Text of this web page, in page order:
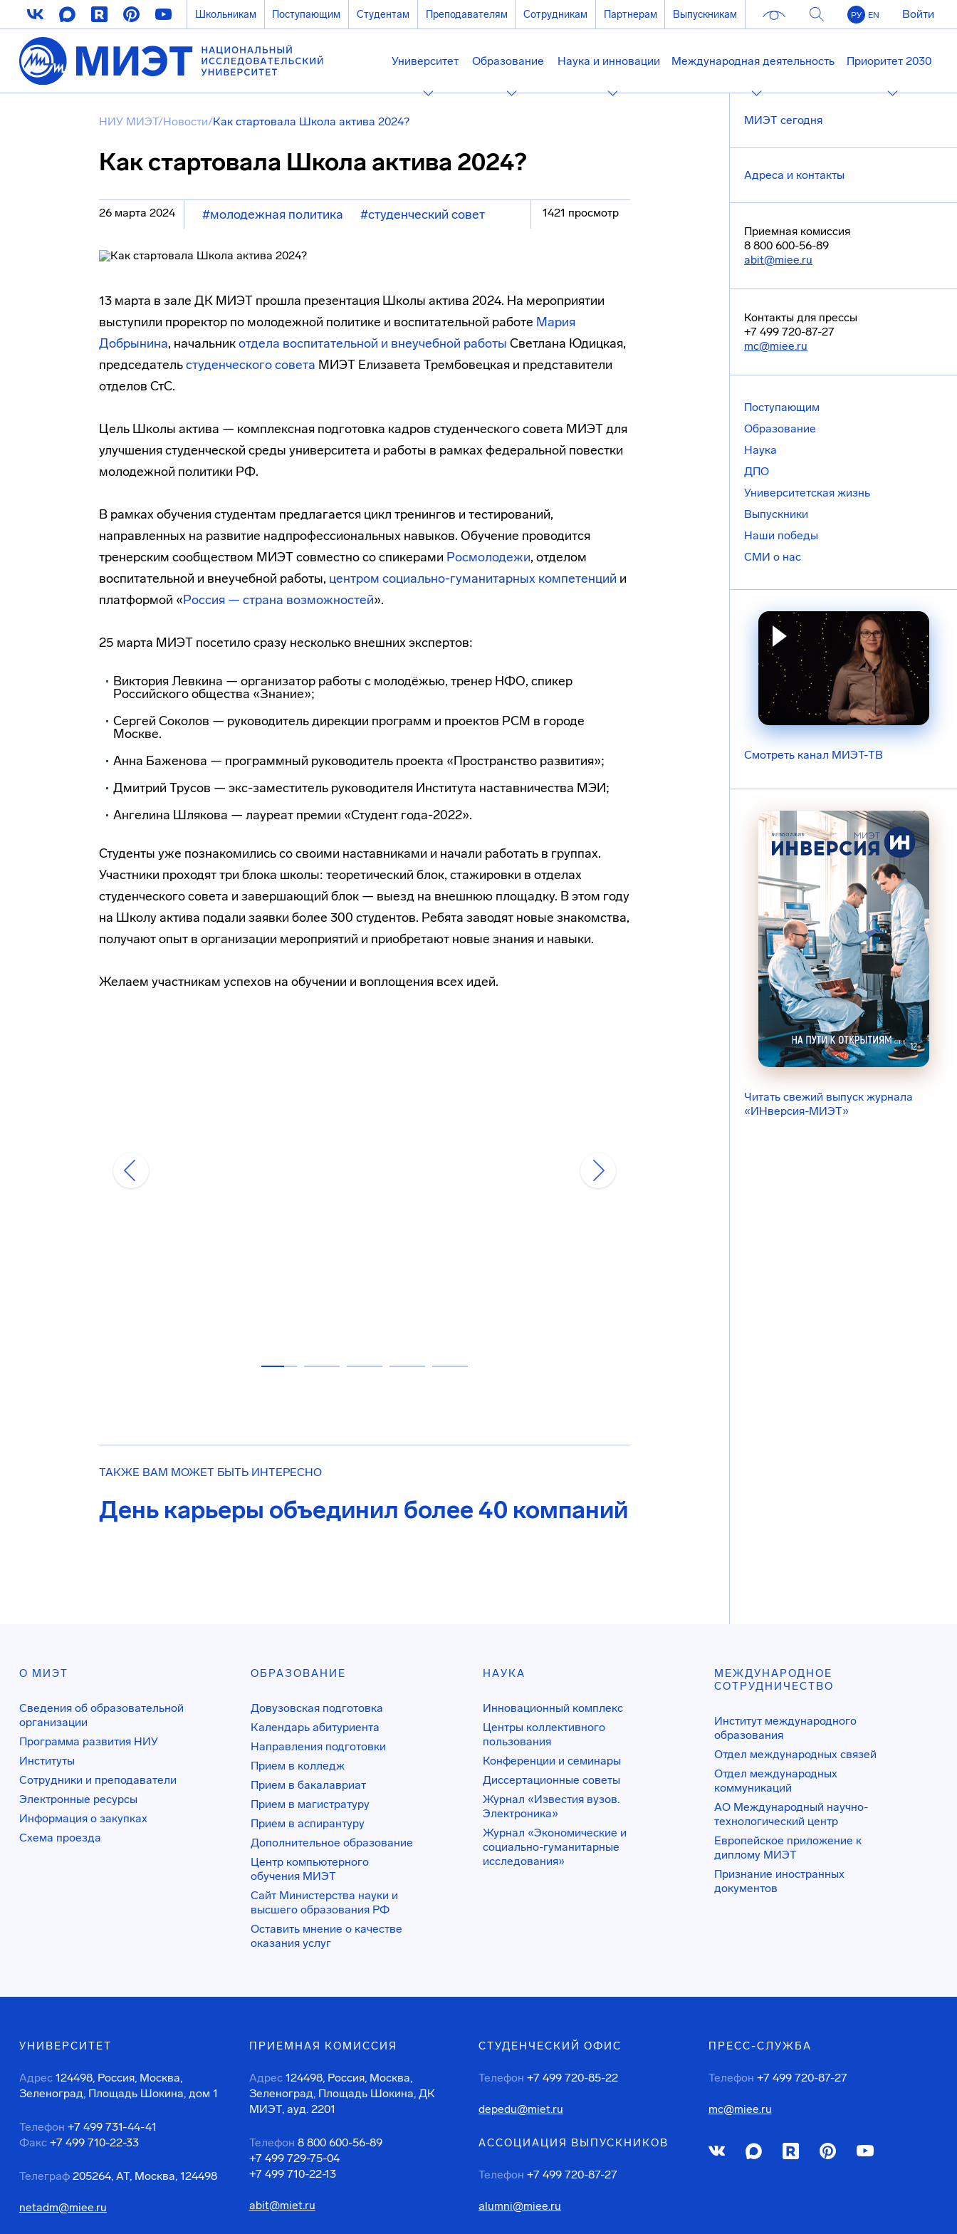
Школьникам Поступающим Студентам Преподавателям Сотрудникам Партнерам Выпускникам РУ EN Войти
Университет Образование Наука и инновации Международная деятельность Приоритет 2030
НИУ МИЭТ/Новости/Как стартовала Школа актива 2024?
Как стартовала Школа актива 2024?
26 марта 2024 #молодежная политика #студенческий совет 1421 просмотр
13 марта в зале ДК МИЭТ прошла презентация Школы актива 2024. На мероприятии
выступили проректор по молодежной политике и воспитательной работе Мария
Добрынина, начальникотдела воспитательной и внеучебной работы Светлана Юдицкая,
председательстуденческого совета МИЭТ Елизавета Трембовецкая и представители
отделов СтС.
Цель Школы актива — комплексная подготовка кадров студенческого совета МИЭТ для
улучшения студенческой среды университета и работы в рамках федеральной повестки
молодежной политики РФ.
В рамках обучения студентам предлагается цикл тренингов и тестирований,
направленных на развитие надпрофессиональных навыков. Обучение проводится
тренерским сообществом МИЭТ совместно со спикерами Росмолодежи, отделом
воспитательной и внеучебной работы, центром социально-гуманитарных компетенций и
платформой «Россия — страна возможностей».
25 марта МИЭТ посетило сразу несколько внешних экспертов:
Виктория Левкина — организатор работы с молодёжью, тренер НФО, спикер
Российского общества «Знание»;
Сергей Соколов — руководитель дирекции программ и проектов РСМ в городе
Москве.
Анна Баженова — программный руководитель проекта «Пространство развития»;
Дмитрий Трусов — экс-заместитель руководителя Института наставничества МЭИ;
Ангелина Шлякова — лауреат премии «Студент года-2022».
Студенты уже познакомились со своими наставниками и начали работать в группах.
Участники проходят три блока школы: теоретический блок, стажировки в отделах
студенческого совета и завершающий блок — выезд на внешнюю площадку. В этом году
на Школу актива подали заявки более 300 студентов. Ребята заводят новые знакомства,
получают опыт в организации мероприятий и приобретают новые знания и навыки.
Желаем участникам успехов на обучении и воплощения всех идей.
ТАКЖЕ ВАМ МОЖЕТ БЫТЬ ИНТЕРЕСНО
День карьеры объединил более 40 компаний
МИЭТ сегодня
Адреса и контакты
Приемная комиссия
8 800 600-56-89
abit@miee.ru
Контакты для прессы
+7 499 720-87-27
mc@miee.ru
Поступающим
Образование
Наука
ДПО
Университетская жизнь
Выпускники
Наши победы
СМИ о нас
Смотреть канал МИЭТ-ТВ
Читать свежий выпуск журнала
«ИНверсия-МИЭТ»
О МИЭТ
Сведения об образовательной
организации
Программа развития НИУ
Институты
Сотрудники и преподаватели
Электронные ресурсы
Информация о закупках
Схема проезда
ОБРАЗОВАНИЕ
Довузовская подготовка
Календарь абитуриента
Направления подготовки
Прием в колледж
Прием в бакалавриат
Прием в магистратуру
Прием в аспирантуру
Дополнительное образование
Центр компьютерного
обучения МИЭТ
Сайт Министерства науки и
высшего образования РФ
Оставить мнение о качестве
оказания услуг
НАУКА
Инновационный комплекс
Центры коллективного
пользования
Конференции и семинары
Диссертационные советы
Журнал «Известия вузов.
Электроника»
Журнал «Экономические и
социально-гуманитарные
исследования»
МЕЖДУНАРОДНОЕ
СОТРУДНИЧЕСТВО
Институт международного
образования
Отдел международных связей
Отдел международных
коммуникаций
АО Международный научно-
технологический центр
Европейское приложение к
диплому МИЭТ
Признание иностранных
документов
УНИВЕРСИТЕТ
Адрес 124498, Россия, Москва,
Зеленоград, Площадь Шокина, дом 1
Телефон +7 499 731-44-41
Факс +7 499 710-22-33
Телеграф 205264, АТ, Москва, 124498
netadm@miee.ru
ПРИЕМНАЯ КОМИССИЯ
Адрес 124498, Россия, Москва,
Зеленоград, Площадь Шокина, ДК
МИЭТ, ауд. 2201
Телефон 8 800 600-56-89
+7 499 729-75-04
+7 499 710-22-13
abit@miet.ru
СТУДЕНЧЕСКИЙ ОФИС
Телефон +7 499 720-85-22
depedu@miet.ru
АССОЦИАЦИЯ ВЫПУСКНИКОВ
Телефон +7 499 720-87-27
alumni@miee.ru
ПРЕСС-СЛУЖБА
Телефон +7 499 720-87-27
mc@miee.ru